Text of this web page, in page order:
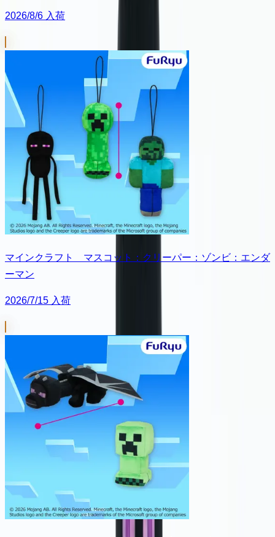
2026/8/6 入荷
マインクラフト マスコット：クリーパー：ゾンビ：エンダ
ーマン
2026/7/15 入荷